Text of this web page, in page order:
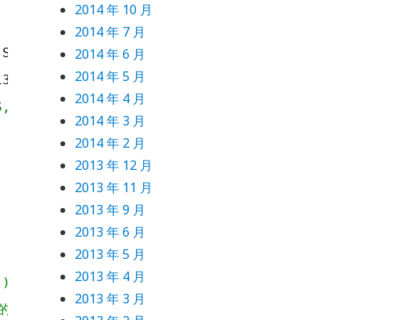
we're going to emulate it.
to inject API uploads to a given username
、日期条件删除
2014 年 10 月
2014 年 7 月
2014 年 6 月
2014 年 5 月
2014 年 4 月
2014 年 3 月
2014 年 2 月
2013 年 12 月
2013 年 11 月
2013 年 9 月
2013 年 6 月
2013 年 5 月
2013 年 4 月
2013 年 3 月